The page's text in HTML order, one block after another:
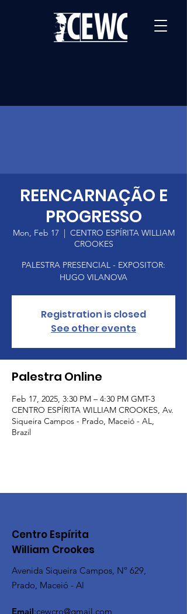
REENCARNAÇÃO E
PROGRESSO
Mon, Feb 17
  |
CENTRO ESPÍRITA WILLIAM
CROOKES
PALESTRA PRESENCIAL - EXPOSITOR:
HUGO VILANOVA
Registration is closed
See other events
Palestra Online
Feb 17, 2025, 3:30 PM – 4:30 PM GMT-3
CENTRO ESPÍRITA WILLIAM CROOKES, Av.
Siqueira Campos - Prado, Maceió - AL,
Brazil
Centro Espírita
William Crookes
Avenida Siqueira Campos, Nº 629,
Prado, Maceió - Al
Email:cewcro@gmail.com